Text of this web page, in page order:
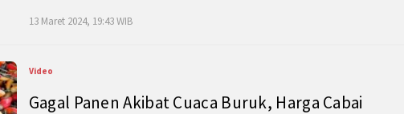
13 Maret 2024, 19:43 WIB
Video
Gagal Panen Akibat Cuaca Buruk, Harga Cabai